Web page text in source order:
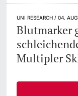
UNI RESEARCH / 04.
Blutmarker
Multipler